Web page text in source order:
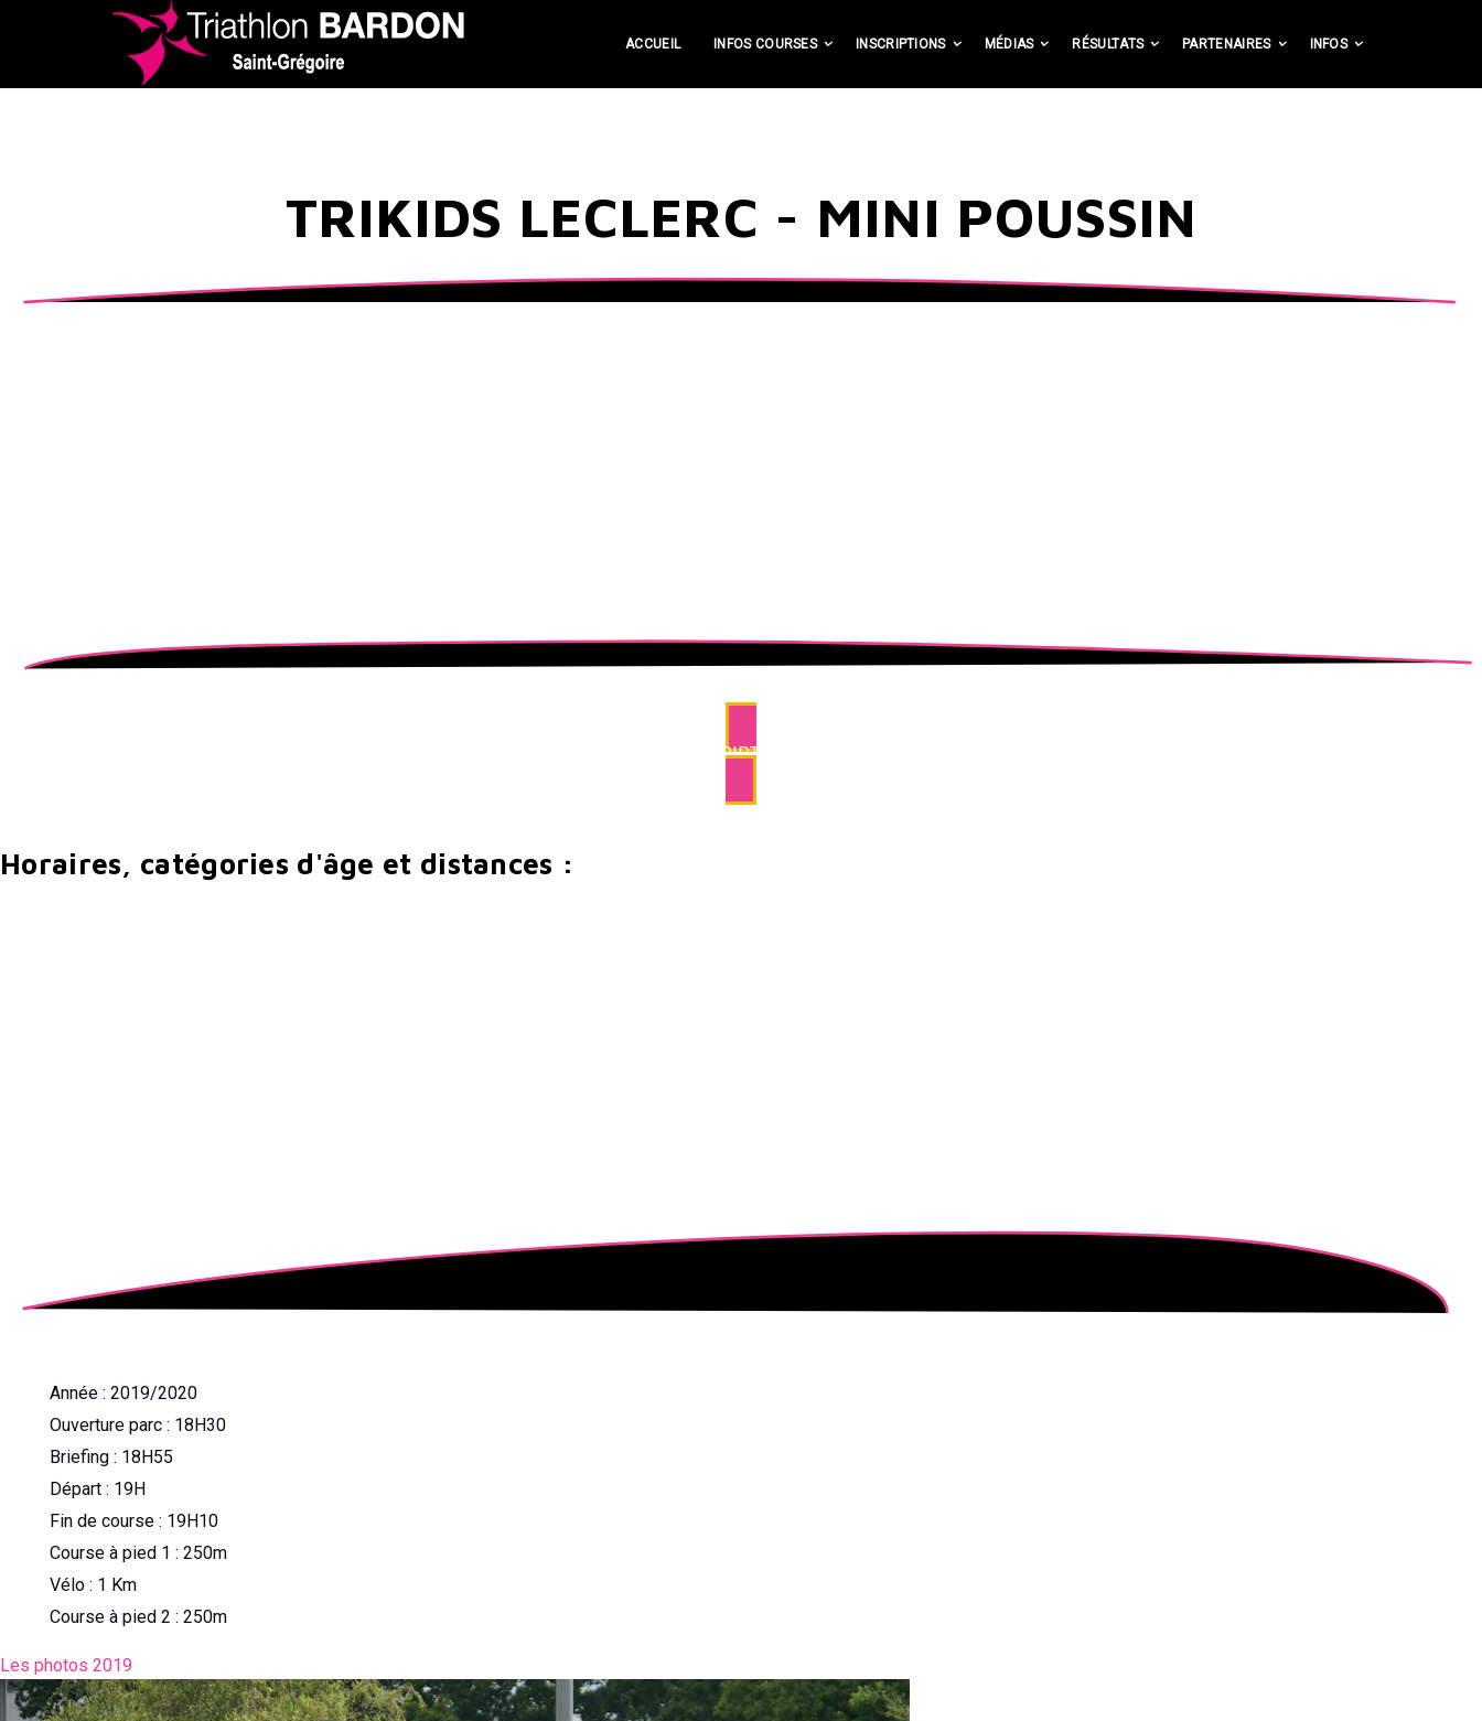
ACCUEIL INFOS COURSES INSCRIPTIONS MÉDIAS RÉSULTATS PARTENAIRES INFOS
TRIKIDS LECLERC - MINI POUSSIN
INSCRIPTIONS
Horaires, catégories d'âge et distances :
Année : 2019/2020
Ouverture parc : 18H30
Briefing : 18H55
Départ : 19H
Fin de course : 19H10
Course à pied 1 : 250m
Vélo : 1 Km
Course à pied 2 : 250m
Les photos 2019